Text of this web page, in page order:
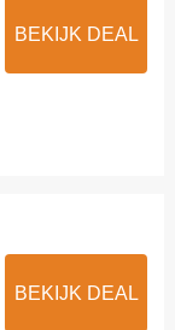
BEKIJK DEAL
BEKIJK DEAL